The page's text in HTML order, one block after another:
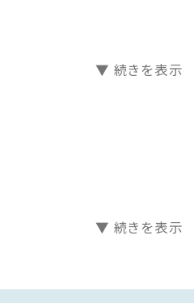
一部変更になる場合がござ
る場合がございます。
米・麦バラエティ溢れる焼酎
、酎ハイ、日本酒、梅酒にソ
▼ 続きを表示
▼ 続きを表示